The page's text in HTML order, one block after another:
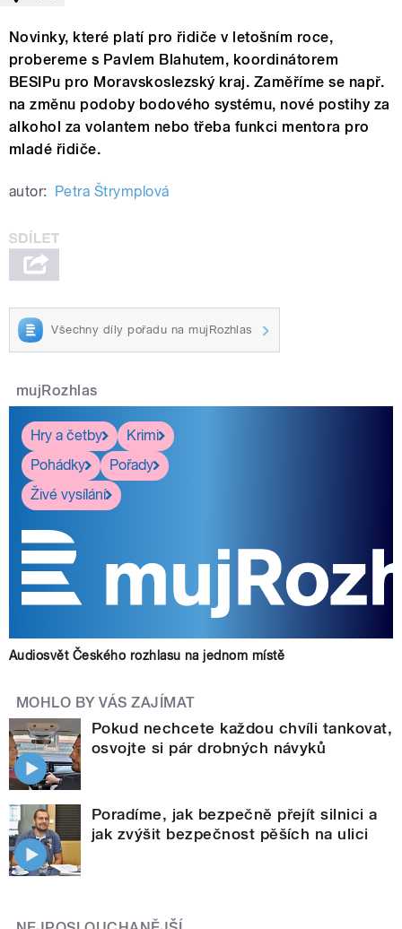
Novinky, které platí pro řidiče v letošním roce,
probereme s Pavlem Blahutem, koordinátorem
BESIPu pro Moravskoslezský kraj. Zaměříme se např.
na změnu podoby bodového systému, nové postihy za
alkohol za volantem nebo třeba funkci mentora pro
mladé řidiče.
autor: Petra Štrymplová
Všechny díly pořadu na mujRozhlas
mujRozhlas
Hry a četby
Krimi
Pohádky
Pořady
Živé vysílání
Audiosvět Českého rozhlasu na jednom místě
MOHLO BY VÁS ZAJÍMAT
Pokud nechcete každou chvíli tankovat,
osvojte si pár drobných návyků
Poradíme, jak bezpečně přejít silnici a
jak zvýšit bezpečnost pěších na ulici